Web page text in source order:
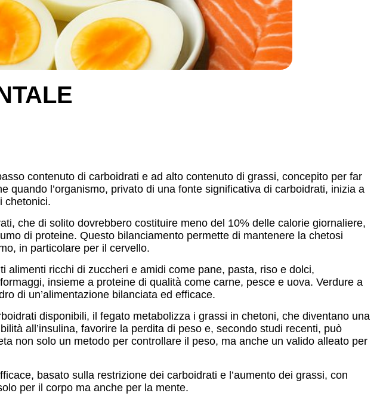
contenuto di carboidrati e ad alto contenuto di grassi, concepito per far
l’organismo, privato di una fonte significativa di carboidrati, inizia a
chetonici.
che di solito dovrebbero costituire meno del 10% delle calorie giornaliere,
di proteine. Questo bilanciamento permette di mantenere la chetosi
in particolare per il cervello.
ricchi di zuccheri e amidi come pane, pasta, riso e dolci,
insieme a proteine di qualità come carne, pesce e uova. Verdure a
di un’alimentazione bilanciata ed efficace.
disponibili, il fegato metabolizza i grassi in chetoni, che diventano una
all’insulina, favorire la perdita di peso e, secondo studi recenti, può
non solo un metodo per controllare il peso, ma anche un valido alleato per
basato sulla restrizione dei carboidrati e l’aumento dei grassi, con
per il corpo ma anche per la mente.